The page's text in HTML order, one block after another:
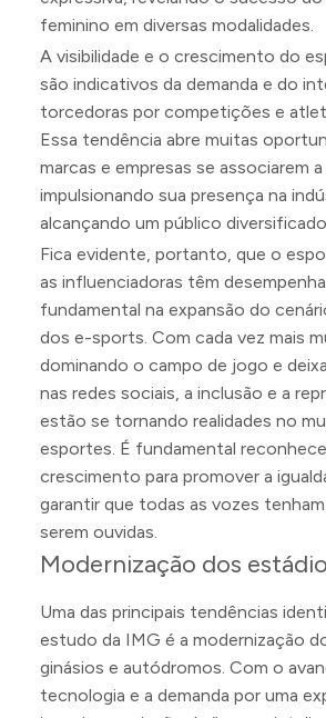
feminino em diversas modalidades.
A visibilidade e o crescimento do
são indicativos da demanda e do
torcedoras por competições e
Essa tendência abre muitas
marcas e empresas se associarem
impulsionando sua presença na
alcançando um público
Fica evidente, portanto, que o
as influenciadoras têm
fundamental na expansão do
dos e-sports. Com cada vez mais
dominando o campo de jogo e
nas redes sociais, a inclusão e a
estão se tornando realidades no
esportes. É fundamental
crescimento para promover a
garantir que todas as vozes
serem ouvidas.
Modernização dos
Uma das principais tendências
estudo da IMG é a modernização
ginásios e autódromos. Com o
tecnologia e a demanda por uma